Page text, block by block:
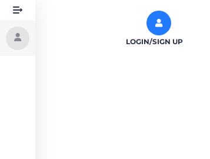
LOGIN/SIGN UP